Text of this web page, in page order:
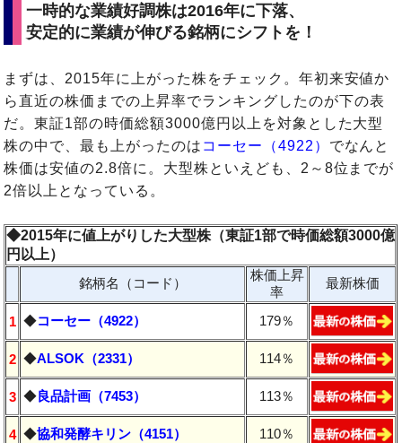
一時的な業績好調株は2016年に下落、
安定的に業績が伸びる銘柄にシフトを！
まずは、2015年に上がった株をチェック。年初来安値か
ら直近の株価までの上昇率でランキングしたのが下の表
だ。東証1部の時価総額3000億円以上を対象とした大型
株の中で、最も上がったのは コーセー（4922） でなんと
株価は安値の2.8倍に。大型株といえども、2～8位までが
2倍以上となっている。
◆2015年に値上がりした大型株（東証1部で時価総額3000億
円以上）
銘柄名（コード）
株価上昇
率
最新株価
1 ◆コーセー（4922） 179％
2 ◆ALSOK（2331） 114％
3 ◆良品計画（7453） 113％
4 ◆協和発酵キリン（4151） 110％